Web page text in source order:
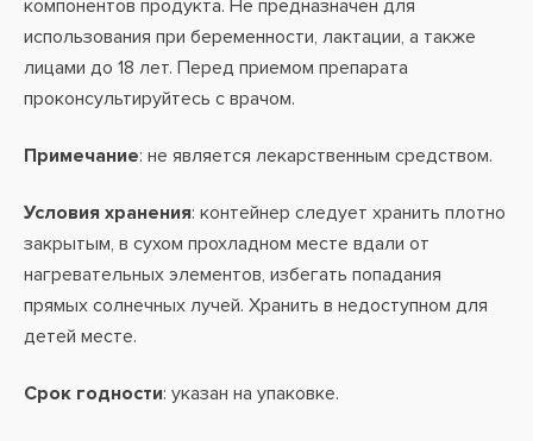
компонентов продукта. Не предназначен для
использования при беременности, лактации, а также
лицами до 18 лет. Перед приемом препарата
проконсультируйтесь с врачом.
Примечание: не является лекарственным средством.
Условия хранения: контейнер следует хранить плотно
закрытым, в сухом прохладном месте вдали от
нагревательных элементов, избегать попадания
прямых солнечных лучей. Хранить в недоступном для
детей месте.
Срок годности: указан на упаковке.